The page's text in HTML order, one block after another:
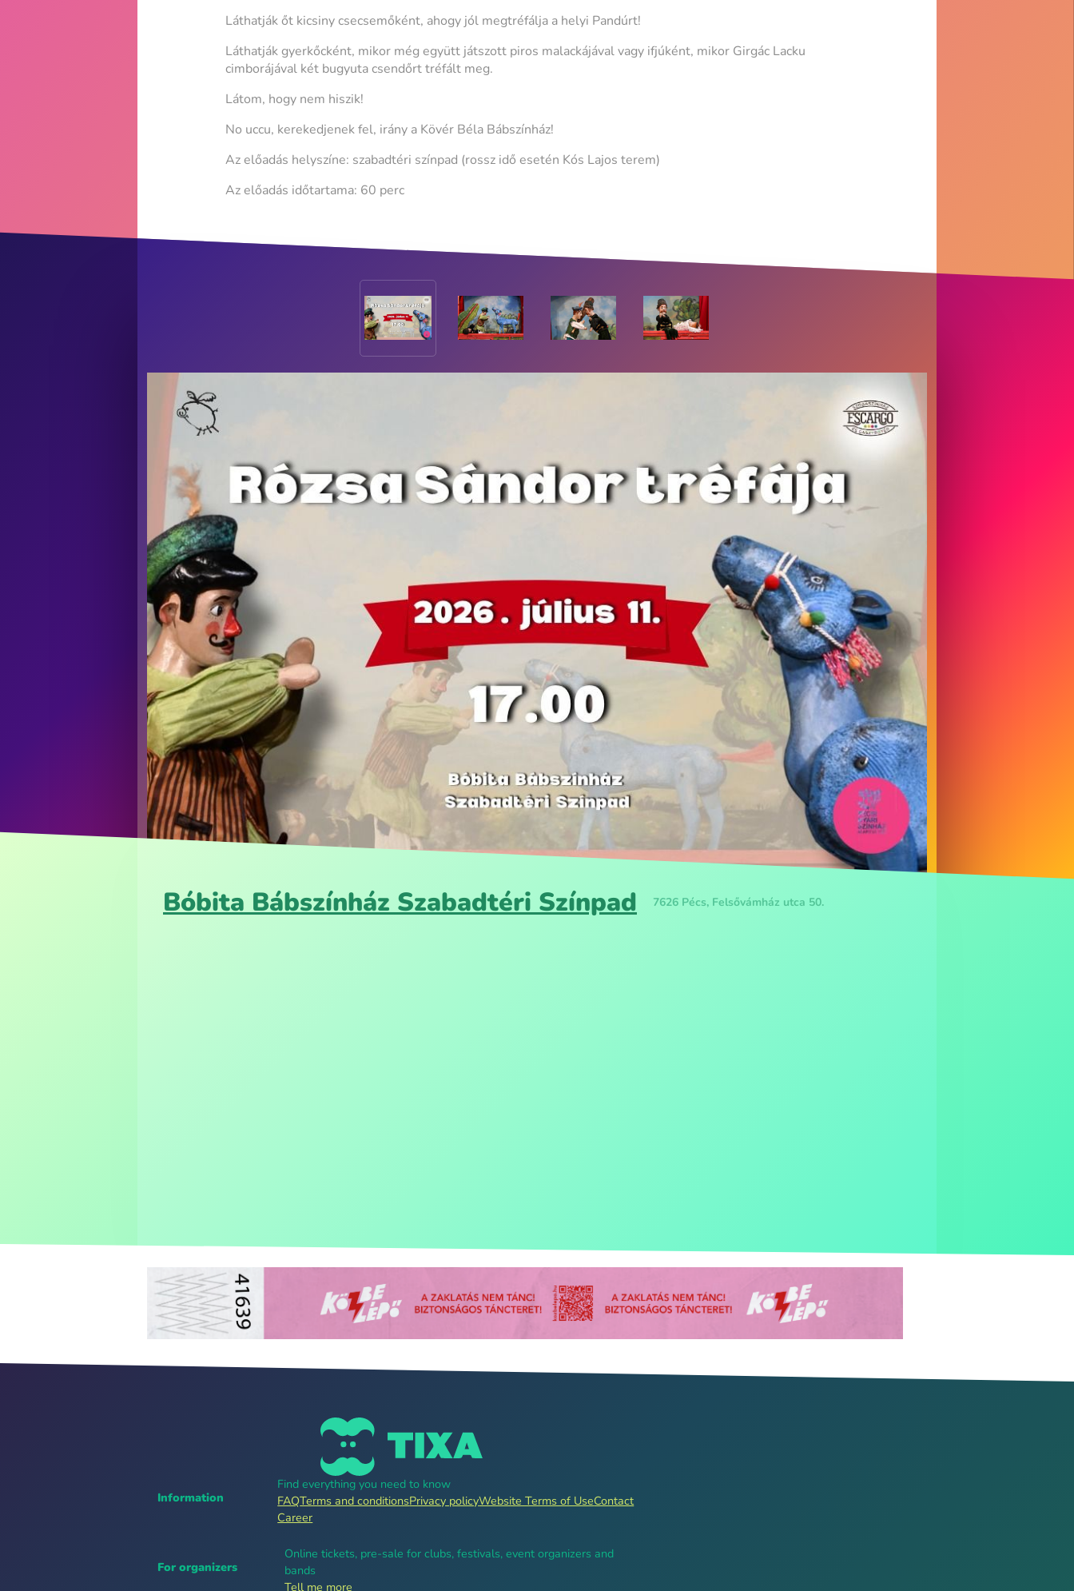
Láthatják őt kicsiny csecsemőként, ahogy jól megtréfálja a helyi Pandúrt!
Láthatják gyerkőcként, mikor még együtt játszott piros malackájával vagy ifjúként, mikor Girgác Lacku
cimborájával két bugyuta csendőrt tréfált meg.
Látom, hogy nem hiszik!
No uccu, kerekedjenek fel, irány a Kövér Béla Bábszínház!
Az előadás helyszíne: szabadtéri színpad (rossz idő esetén Kós Lajos terem)
Az előadás időtartama: 60 perc
Bóbita Bábszínház Szabadtéri Színpad 7626 Pécs, Felsővámház utca 50.
Information
Find everything you need to know
FAQTerms and conditionsPrivacy policyWebsite Terms of UseContact
Career
For organizers
Online tickets, pre-sale for clubs, festivals, event organizers and
bands
Tell me more